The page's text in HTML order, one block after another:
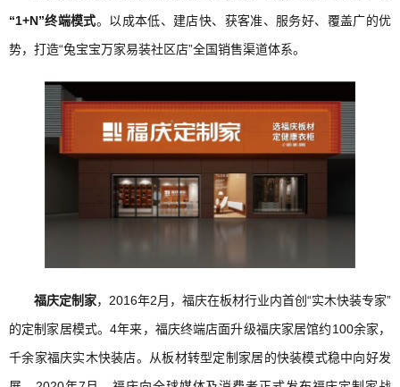
“1+N”终端模式。以成本低、建店快、获客准、服务好、覆盖广的优
势，打造“兔宝宝万家易装社区店”全国销售渠道体系。
福庆定制家，2016年2月，福庆在板材行业内首创“实木快装专家”
的定制家居模式。4年来，福庆终端店面升级福庆家居馆约100余家，
千余家福庆实木快装店。从板材转型定制家居的快装模式稳中向好发